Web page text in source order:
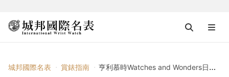
城邦國際名表 賞錶指南 亨利慕時Watches and Wonders日內瓦錶展新錶綜覽